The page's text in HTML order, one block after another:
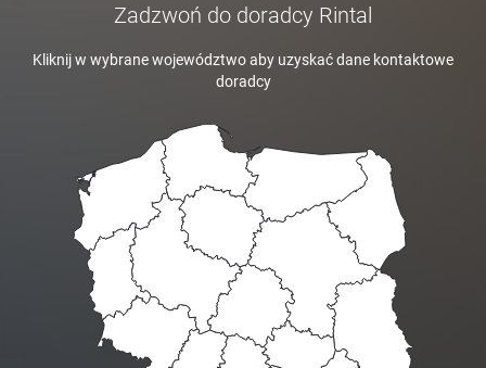
Zadzwoń do doradcy Rintal
Kliknij w wybrane województwo aby uzyskać dane kontaktowe
doradcy